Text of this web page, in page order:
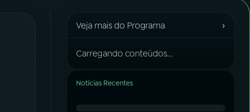
Veja mais do Programa ›
Carregando conteúdos...
Notícias Recentes